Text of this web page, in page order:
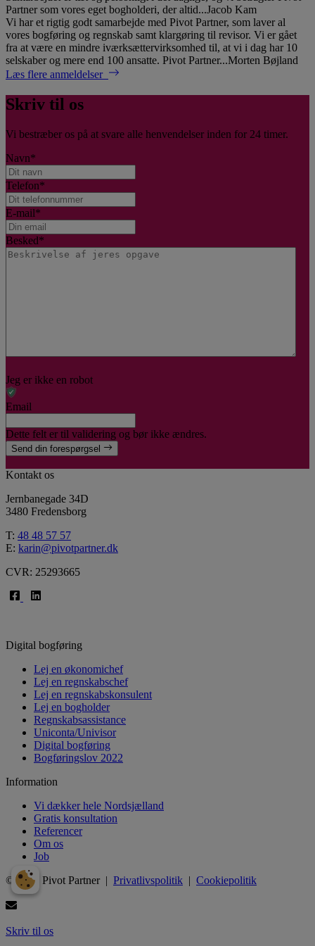
Partner som vores eget bogholderi, der altid...Jacob Kam
Vi har et rigtig godt samarbejde med Pivot Partner, som laver al
vores bogføring og regnskab samt klargøring til revisor. Vi er gået
fra at være en mindre iværksættervirksomhed til, at vi i dag har 10
selskaber og mere end 100 ansatte. Pivot Partner...Morten Bøjland
Læs flere anmeldelser
Skriv til os
Vi bestræber os på at svare alle henvendelser inden for 24 timer.
Navn*
Telefon*
E-mail*
Besked*
Jeg er ikke en robot
Email
Dette felt er til validering og bør ikke ændres.
Send din forespørgsel
Kontakt os
Jernbanegade 34D
3480 Fredensborg
T: 48 48 57 57
E: karin@pivotpartner.dk
CVR: 25293665
Digital bogføring
Lej en økonomichef
Lej en regnskabschef
Lej en regnskabskonsulent
Lej en bogholder
Regnskabsassistance
Uniconta/Univisor
Digital bogføring
Bogføringslov 2022
Information
Vi dækker hele Nordsjælland
Gratis konsultation
Referencer
Om os
Job
© 2024 Pivot Partner | Privatlivspolitik | Cookiepolitik
Skriv til os